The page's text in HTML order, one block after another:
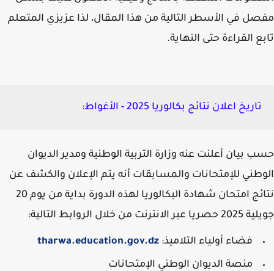
في الأسطر التالية من هذا المقال، لذا عزيزي المتعلم
القراءة حتى النهاية.
تاريخ اعلان نتائج بكالوريا 2025 - الأغواط:
بيان أعلنت عنه وزارة التربية الوطنية ومدير الديوان
للإمتحانات والمسابقات أنه يتم الإعلان والكشف عن
نتائج امتحان شهادة البكالوريا لهذه الدورة بداية من يوم 20
من خلال الروابط التالية:
فضاء أولياء التلاميذ:tharwa.education.gov.dz
منصة الديوان الوطني الإمتحانات